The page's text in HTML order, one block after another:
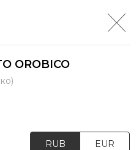
OROBICO
RUB EUR